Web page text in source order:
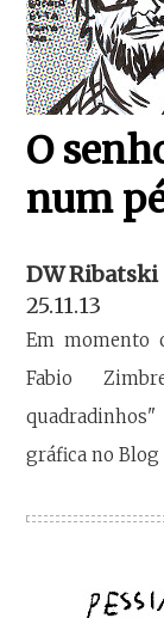
O
num
DW Ribatski
25.11.13
Em momento
Fabio
gráfica no Blog